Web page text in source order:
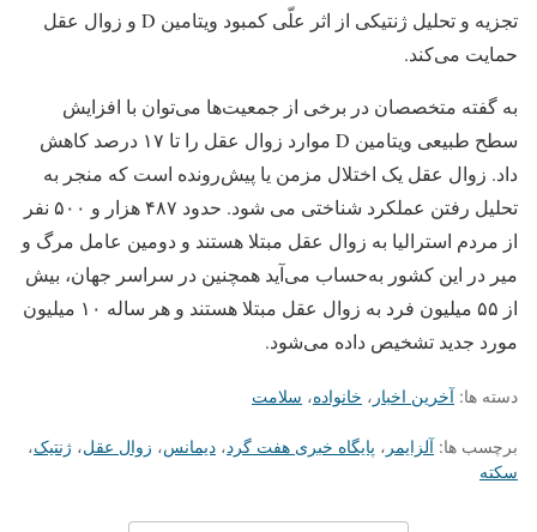
تجزیه و تحلیل ژنتیکی از اثر علّی کمبود ویتامین D و زوال عقل
حمایت می‌کند.
به گفته متخصصان در برخی از جمعیت‌ها می‌توان با افزایش
سطح طبیعی ویتامین D موارد زوال عقل را تا ۱۷ درصد کاهش
داد. زوال عقل یک اختلال مزمن یا پیش‌رونده است که منجر به
تحلیل رفتن عملکرد شناختی می شود. حدود ۴۸۷ هزار و ۵۰۰ نفر
از مردم استرالیا به زوال عقل مبتلا هستند و دومین عامل مرگ و
میر در این کشور به‌حساب می‌آید همچنین در سراسر جهان، بیش
از ۵۵ میلیون فرد به زوال عقل مبتلا هستند و هر ساله ۱۰ میلیون
مورد جدید تشخیص داده می‌شود.
دسته ها: آخرین اخبار ، خانواده، سلامت
برچسب ها: آلزایمر ، پایگاه خبری هفت گرد، دیمانس، زوال عقل، ژنتیک،
سکته